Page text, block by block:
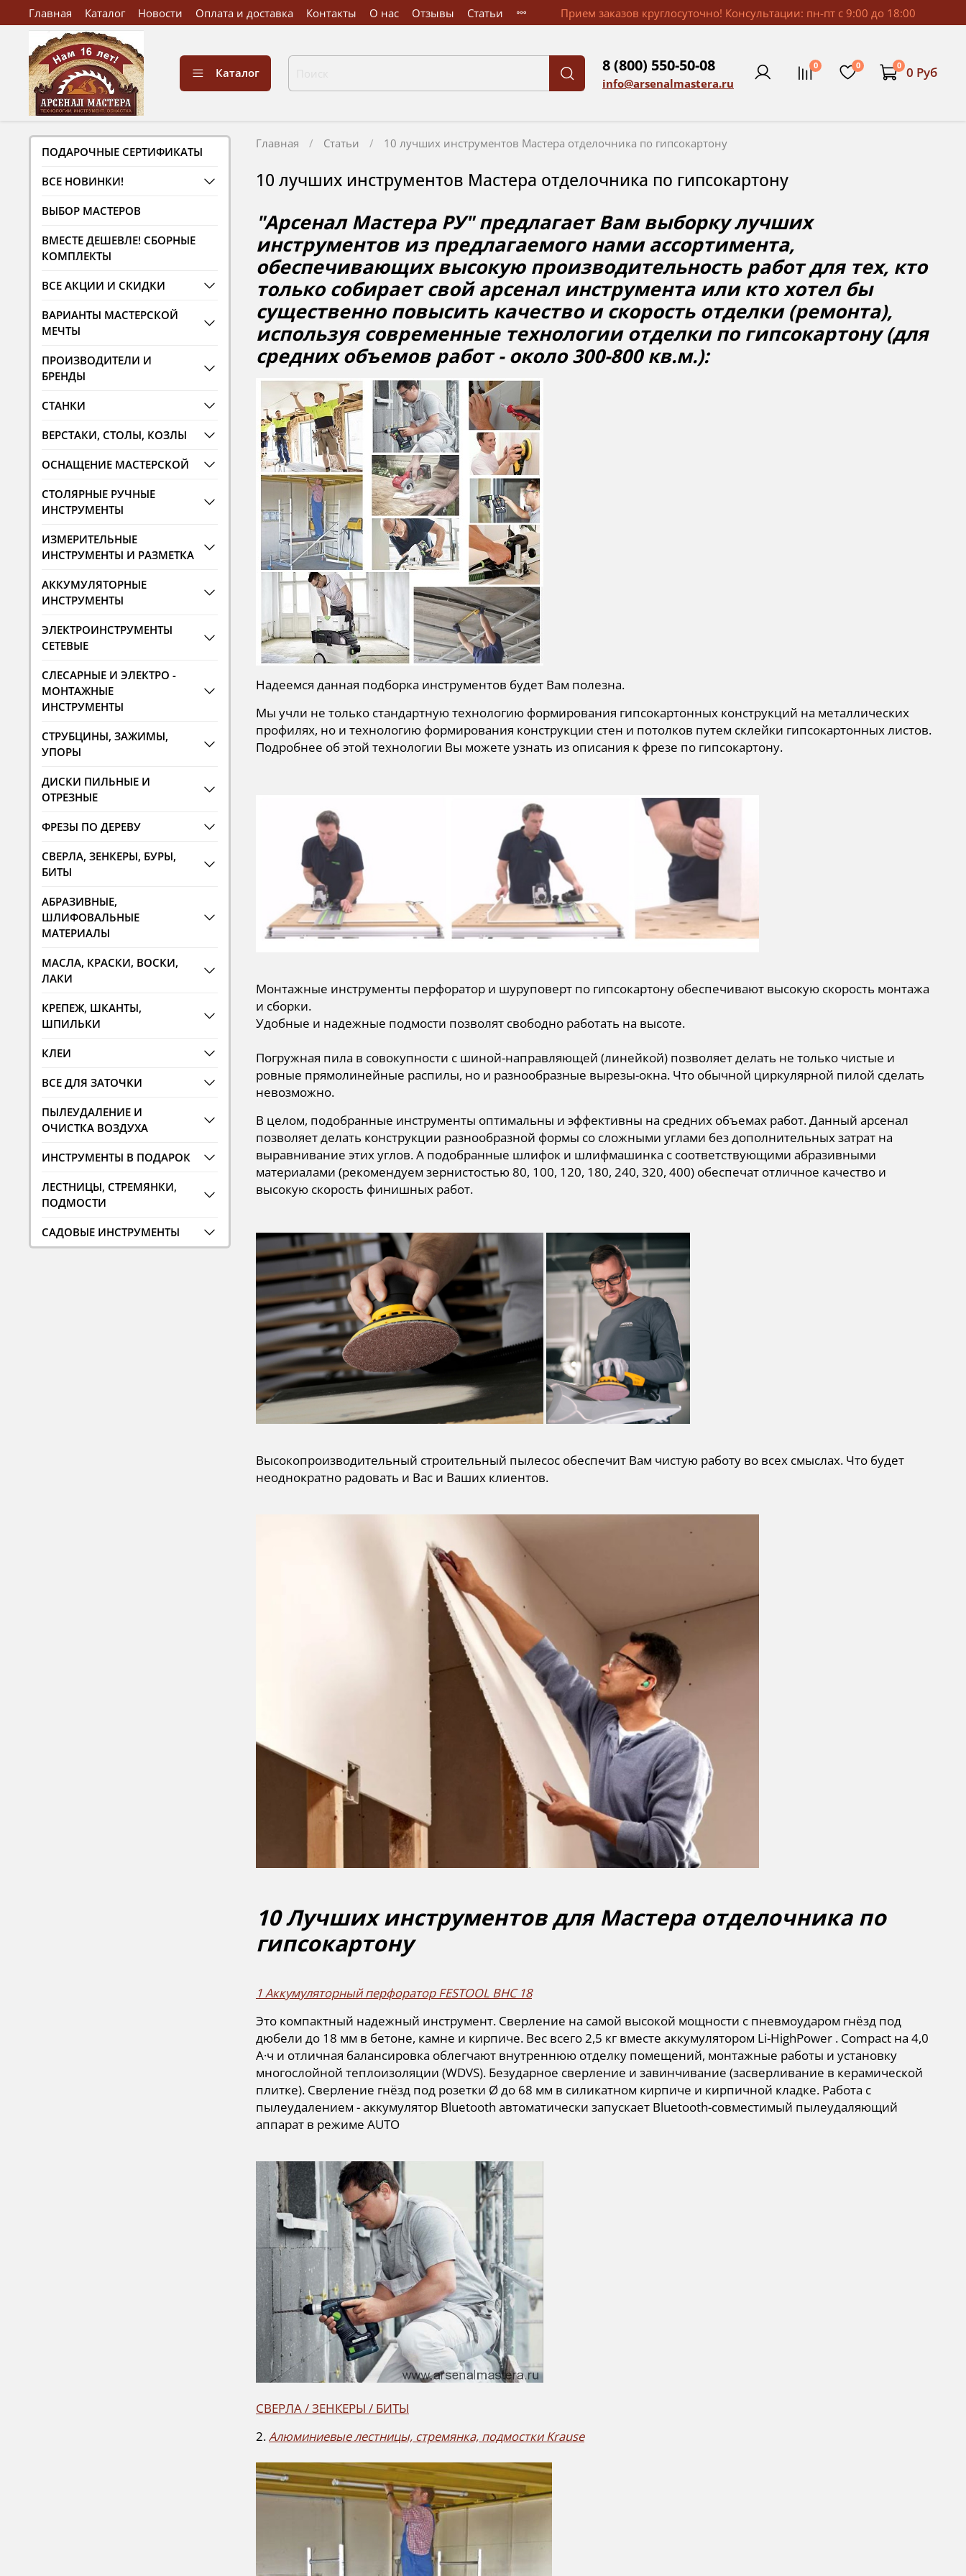
Главная Каталог Новости Оплата и доставка Контакты О нас Отзывы Статьи Прием заказов круглосуточно! Консультации: пн-пт с 9:00 до 18:00
Каталог 8 (800) 550-50-08
info@arsenalmastera.ru
0 0 0 0 Руб
Главная Статьи 10 лучших инструментов Мастера отделочника по гипсокартону
10 лучших инструментов Мастера отделочника по гипсокартону
"Арсенал Мастера РУ" предлагает Вам выборку лучших
инструментов из предлагаемого нами ассортимента,
обеспечивающих высокую производительность работ для тех, кто
только собирает свой арсенал инструмента или кто хотел бы
существенно повысить качество и скорость отделки (ремонта),
используя современные технологии отделки по гипсокартону (для
средних объемов работ - около 300-800 кв.м.):
Надеемся данная подборка инструментов будет Вам полезна.
Мы учли не только стандартную технологию формирования гипсокартонных конструкций на металлических
профилях, но и технологию формирования конструкции стен и потолков путем склейки гипсокартонных листов.
Подробнее об этой технологии Вы можете узнать из описания к фрезе по гипсокартону.
Монтажные инструменты перфоратор и шуруповерт по гипсокартону обеспечивают высокую скорость монтажа
и сборки.
Удобные и надежные подмости позволят свободно работать на высоте.
Погружная пила в совокупности с шиной-направляющей (линейкой) позволяет делать не только чистые и
ровные прямолинейные распилы, но и разнообразные вырезы-окна. Что обычной циркулярной пилой сделать
невозможно.
В целом, подобранные инструменты оптимальны и эффективны на средних объемах работ. Данный арсенал
позволяет делать конструкции разнообразной формы со сложными углами без дополнительных затрат на
выравнивание этих углов. А подобранные шлифок и шлифмашинка с соответствующими абразивными
материалами (рекомендуем зернистостью 80, 100, 120, 180, 240, 320, 400) обеспечат отличное качество и
высокую скорость финишных работ.
Высокопроизводительный строительный пылесос обеспечит Вам чистую работу во всех смыслах. Что будет
неоднократно радовать и Вас и Ваших клиентов.
10 Лучших инструментов для Мастера отделочника по
гипсокартону
1 Аккумуляторный перфоратор FESTOOL BHC 18
Это компактный надежный инструмент. Сверление на самой высокой мощности с пневмоударом гнёзд под
дюбели до 18 мм в бетоне, камне и кирпиче. Вес всего 2,5 кг вместе аккумулятором Li-HighPower . Compact на 4,0
А·ч и отличная балансировка облегчают внутреннюю отделку помещений, монтажные работы и установку
многослойной теплоизоляции (WDVS). Безударное сверление и завинчивание (засверливание в керамической
плитке). Сверление гнёзд под розетки Ø до 68 мм в силикатном кирпиче и кирпичной кладке. Работа с
пылеудалением - аккумулятор Bluetooth автоматически запускает Bluetooth-совместимый пылеудаляющий
аппарат в режиме AUTO
СВЕРЛА / ЗЕНКЕРЫ / БИТЫ
2.Алюминиевые лестницы, стремянка, подмосткиKrause
ПОДАРОЧНЫЕ СЕРТИФИКАТЫ
ВСЕ НОВИНКИ!
ВЫБОР МАСТЕРОВ
ВМЕСТЕ ДЕШЕВЛЕ! СБОРНЫЕ
КОМПЛЕКТЫ
ВСЕ АКЦИИ И СКИДКИ
ВАРИАНТЫ МАСТЕРСКОЙ
МЕЧТЫ
ПРОИЗВОДИТЕЛИ И
БРЕНДЫ
СТАНКИ
ВЕРСТАКИ, СТОЛЫ, КОЗЛЫ
ОСНАЩЕНИЕ МАСТЕРСКОЙ
СТОЛЯРНЫЕ РУЧНЫЕ
ИНСТРУМЕНТЫ
ИЗМЕРИТЕЛЬНЫЕ
ИНСТРУМЕНТЫ И РАЗМЕТКА
АККУМУЛЯТОРНЫЕ
ИНСТРУМЕНТЫ
ЭЛЕКТРОИНСТРУМЕНТЫ
СЕТЕВЫЕ
СЛЕСАРНЫЕ И ЭЛЕКТРО -
МОНТАЖНЫЕ
ИНСТРУМЕНТЫ
СТРУБЦИНЫ, ЗАЖИМЫ,
УПОРЫ
ДИСКИ ПИЛЬНЫЕ И
ОТРЕЗНЫЕ
ФРЕЗЫ ПО ДЕРЕВУ
СВЕРЛА, ЗЕНКЕРЫ, БУРЫ,
БИТЫ
АБРАЗИВНЫЕ,
ШЛИФОВАЛЬНЫЕ
МАТЕРИАЛЫ
МАСЛА, КРАСКИ, ВОСКИ,
ЛАКИ
КРЕПЕЖ, ШКАНТЫ,
ШПИЛЬКИ
КЛЕИ
ВСЕ ДЛЯ ЗАТОЧКИ
ПЫЛЕУДАЛЕНИЕ И
ОЧИСТКА ВОЗДУХА
ИНСТРУМЕНТЫ В ПОДАРОК
ЛЕСТНИЦЫ, СТРЕМЯНКИ,
ПОДМОСТИ
САДОВЫЕ ИНСТРУМЕНТЫ